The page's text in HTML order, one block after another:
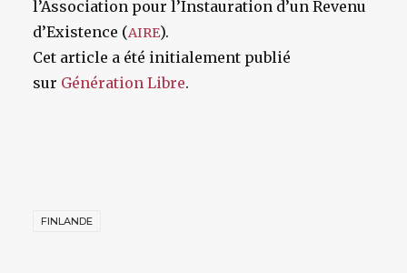
l’Association pour l’Instauration d’un Revenu
d’Existence (AIRE).
Cet article a été initialement publié
sur Génération Libre.
FINLANDE